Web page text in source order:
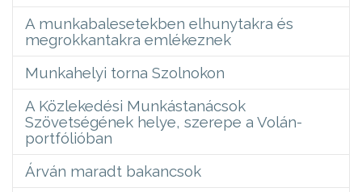
A munkabalesetekben elhunytakra és
megrokkantakra emlékeznek
Munkahelyi torna Szolnokon
A Közlekedési Munkástanácsok
Szövetségének helye, szerepe a Volán-
portfólióban
Árván maradt bakancsok